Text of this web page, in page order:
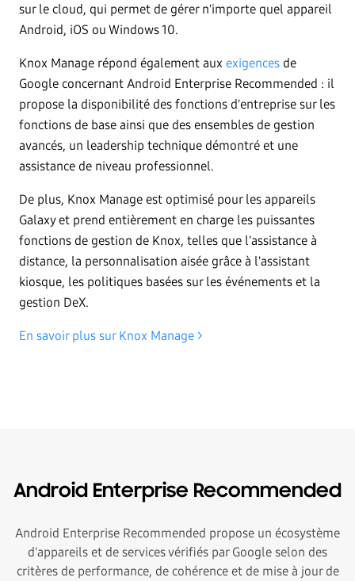
sur le cloud, qui permet de gérer n'importe quel appareil
Android, iOS ou Windows 10.
Knox Manage répond également aux exigences de
Google concernant Android Enterprise Recommended : il
propose la disponibilité des fonctions d'entreprise sur les
fonctions de base ainsi que des ensembles de gestion
avancés, un leadership technique démontré et une
assistance de niveau professionnel.
De plus, Knox Manage est optimisé pour les appareils
Galaxy et prend entièrement en charge les puissantes
fonctions de gestion de Knox, telles que l'assistance à
distance, la personnalisation aisée grâce à l'assistant
kiosque, les politiques basées sur les événements et la
gestion DeX.
En savoir plus sur Knox Manage >
Android Enterprise Recommended
Android Enterprise Recommended propose un écosystème
d'appareils et de services vérifiés par Google selon des
critères de performance, de cohérence et de mise à jour de